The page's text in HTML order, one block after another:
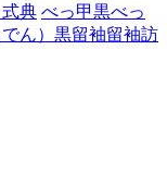
典 べっ甲黒べっ
ん） 黒留袖留袖訪